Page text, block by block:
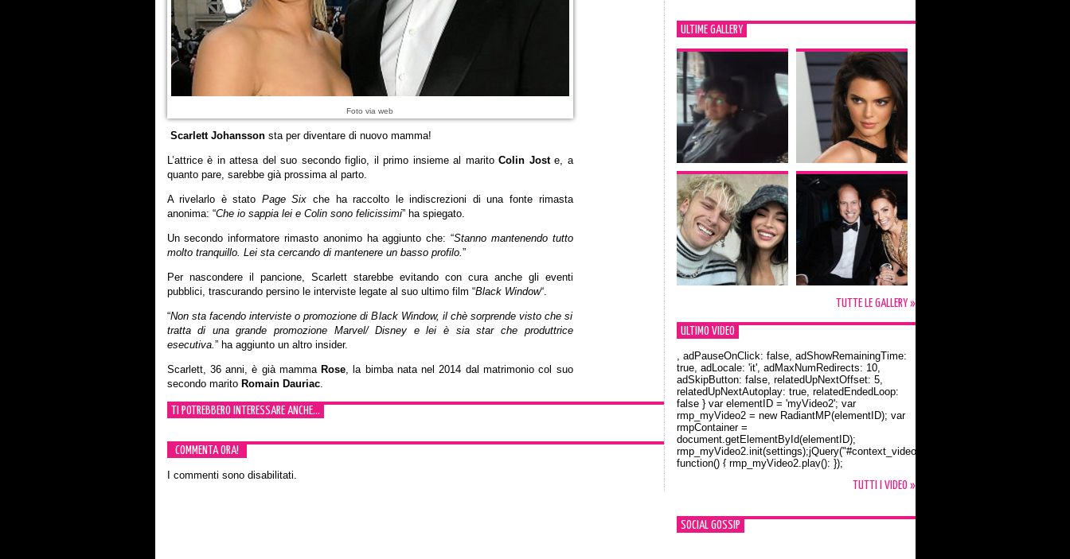
Foto via web
Scarlett Johanssonsta per diventare di nuovo mamma!
L’attrice è in attesa del suo secondo figlio, il primo insieme al marito Colin Joste, a
quanto pare, sarebbe già prossima al parto.
A rivelarlo è stato Page Six che ha raccolto le indiscrezioni di una fonte rimasta
anonima: “Che io sappia lei e Colin sono felicissimi” ha spiegato.
Un secondo informatore rimasto anonimo ha aggiunto che: “Stanno mantenendo tutto
molto tranquillo. Lei sta cercando di mantenere un basso profilo.”
Per nascondere il pancione, Scarlett starebbe evitando con cura anche gli eventi
pubblici, trascurando persino le interviste legate al suo ultimo film “Black Window“.
“Non sta facendo interviste o promozione di Black Window, il chè sorprende visto che si
tratta di una grande promozione Marvel/ Disney e lei è sia star che produttrice
esecutiva.” ha aggiunto un altro insider.
Scarlett, 36 anni, è già mamma Rose, la bimba nata nel 2014 dal matrimonio col suo
secondo marito Romain Dauriac.
TI POTREBBERO INTERESSARE ANCHE...
COMMENTA ORA!
I commenti sono disabilitati.
ULTIME GALLERY
TUTTE LE GALLERY »
ULTIMO VIDEO
Orlando Bloom e la t-shirt dedicata a Flynn
, adPauseOnClick: false, adShowRemainingTime:
true, adLocale: 'it', adMaxNumRedirects: 10,
adSkipButton: false, relatedUpNextOffset: 5,
relatedUpNextAutoplay: true, relatedEndedLoop:
false } var elementID = 'myVideo2'; var
rmp_myVideo2 = new RadiantMP(elementID); var
rmpContainer =
document.getElementById(elementID);
rmp_myVideo2.init(settings);jQuery("#context_video2").one("mouseover",
function() { rmp_myVideo2.play(); });
TUTTI I VIDEO »
SOCIAL GOSSIP